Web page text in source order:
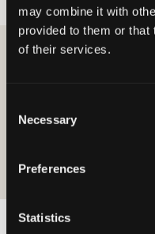
may combine it with
provided to them or that
of their services.
Selection
Necessary
Preferences
Statistics
WORD LID EN KRIJG
De aanbieding is geldig
aanbiedingen. Lees voor
lidmaatschapsvoorwaarden